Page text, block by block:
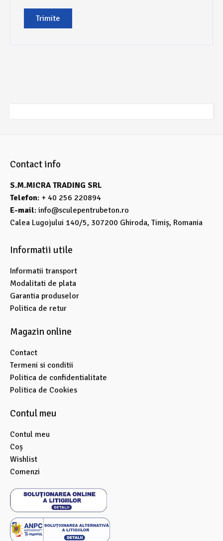
Contact info
S.M.MICRA TRADING SRL
Telefon: + 40 256 220894
E-mail: info@sculepentrubeton.ro
Calea Lugojului 140/5, 307200 Ghiroda, Timiș, Romania
Informatii utile
Informatii transport
Modalitati de plata
Garantia produselor
Politica de retur
Magazin online
Contact
Termeni si conditii
Politica de confidentialitate
Politica de Cookies
Contul meu
Contul meu
Coș
Wishlist
Comenzi